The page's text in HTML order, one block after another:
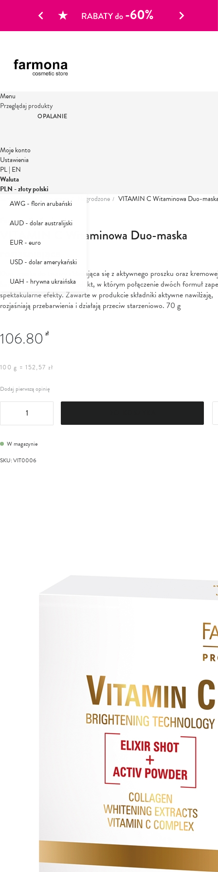
Menu
Przeglądaj produkty
OPALANIE
Moje konto
Ustawienia
PL| EN
Waluta
PLN - złoty polski
AWG - florin arubański
AUD - dolar australijski
EUR - euro
USD - dolar amerykański
UAH - hrywna ukraińska
Strona główna Polecane Nagrodzone VITAMIN C Witaminowa Duo-
Farmona Professional
VITAMIN C Witaminowa Duo-maska
Duo-maska do twarzy składająca się z aktywnego proszku oraz
bazy. To profesjonalny produkt, w którym połączenie dwóch formuł
spektakularne efekty. Zawarte w produkcie składniki aktywne nawilżają,
rozjaśniają przebarwienia i działają przeciw starzeniowo. 70 g
106.80 zł
100 g = 152,57 zł
Dodaj pierwszą opinię
W magazynie
SKU:VIT0006